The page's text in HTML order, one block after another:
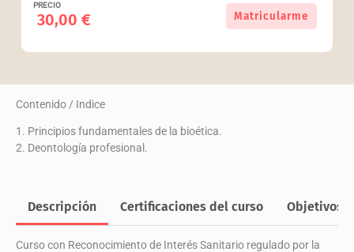
PRECIO
30,00€
Principios
fundamentales
y
Matricularme
Contenido / Indice
1. Principios fundamentales de la bioética.
2. Deontología profesional.
Descripción Certificaciones del curso Objetivos
Curso con Reconocimiento de Interés Sanitario regulado por la